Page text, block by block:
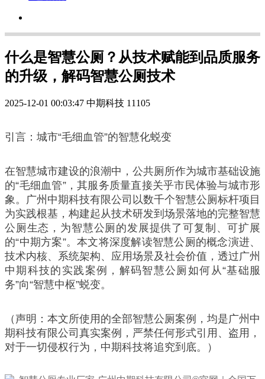
什么是智慧公厕？从技术赋能到品质服务
的升级，解码智慧公厕技术
2025-12-01 00:03:47 中期科技 11105
引言：城市“毛细血管”的智慧化蜕变
在智慧城市建设的浪潮中，公共厕所作为城市基础设施
的“毛细血管”，其服务质量直接关乎市民体验与城市形
象。广州中期科技有限公司以数千个智慧公厕标杆项目
为实践根基，构建起从技术研发到场景落地的完整智慧
公厕生态，为智慧公厕的发展提供了可复制、可扩展
的“中期方案”。本文将深度解读智慧公厕的概念演进、
技术内核、系统架构、应用场景及社会价值，透过广州
中期科技的实践案例，解码智慧公厕如何从“基础服
务”向“智慧中枢”蜕变。
（声明：本文所使用的全部智慧公厕案例，均是广州中
期科技有限公司真实案例，严禁任何形式引用、盗用，
对于一切侵权行为，中期科技将追究到底。）